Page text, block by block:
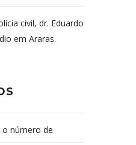
civil, dr. Eduardo
em Araras.
o número de